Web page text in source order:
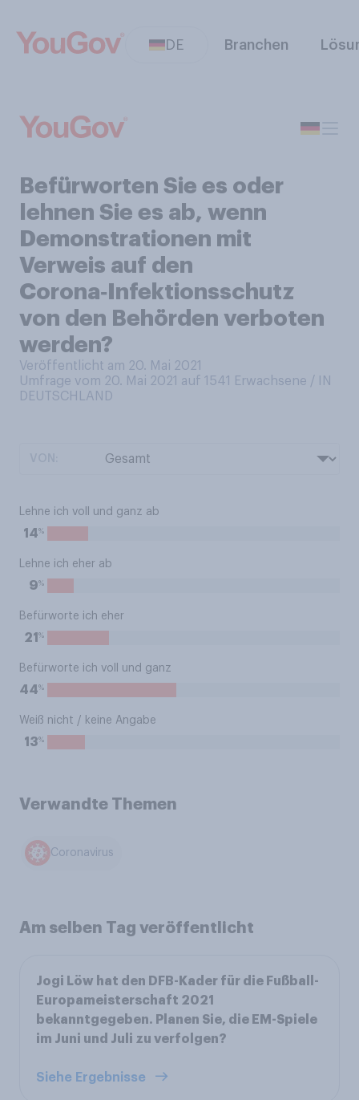
DE Branchen
Befürworten Sie es oder
lehnen Sie es ab, wenn
Demonstrationen mit
Verweis auf den
Corona‑Infektionsschutz
von den Behörden verboten
werden?
Veröffentlicht am 20. Mai 2021
Umfrage vom 20. Mai 2021 auf 1541
Erwachsene / IN
DEUTSCHLAND
Lehne ich voll und ganz ab
14%
Lehne ich eher ab
9%
Befürworte ich eher
21 %
Befürworte ich voll und ganz
44%
Weiß nicht / keine Angabe
13%
Verwandte Themen
Coronavirus
Am selben Tag veröffentlicht
Jogi Löw hat den DFB-Kader für die Fußball-
Europameisterschaft 2021
bekanntgegeben. Planen Sie, die EM-Spiele
im Juni und Juli zu verfolgen?
Siehe Ergebnisse